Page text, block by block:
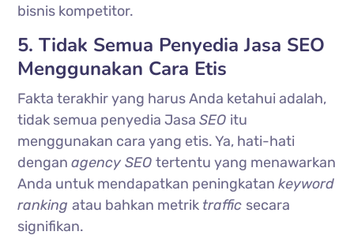
bisnis kompetitor.
5. Tidak Semua Penyedia Jasa SEO
Menggunakan Cara Etis
Fakta terakhir yang harus Anda ketahui adalah,
tidak semua penyedia JasaSEO itu
menggunakan cara yang etis. Ya, hati-hati
denganagency SEOtertentu yang menawarkan
Anda untuk mendapatkan peningkatankeyword
rankingatau bahkan metrik traffic secara
signifikan.